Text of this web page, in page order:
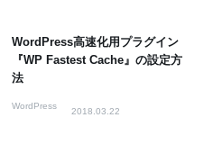
WordPress高速化用プラグイン
『WP Fastest Cache』の設定方
法
WordPress
2018.03.22